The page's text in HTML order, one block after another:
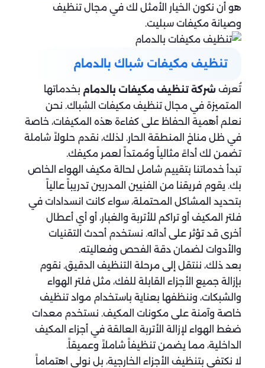
هو أن نكون الخيار الأمثل لك في مجال تنظيف
وصيانة مكيفات سبليت.
تنظيف مكيفات شباك بالدمام
تُعرف شركة تنظيف مكيفات بالدمام بخدماتها
المتميزة في مجال تنظيف مكيفات الشباك. نحن
نعلم أهمية الحفاظ على كفاءة هذه المكيفات، خاصة
في ظل مناخ المنطقة الحار. لذلك، نقدم حلولاً شاملة
تضمن لك أداءً مثالياً ومُمتداً لعمر مكيفك.
تبدأ خدماتنا بتقييم شامل لحالة مكيف الهواء الخاص
بك. يقوم فريقنا من الفنيين المدربين تدريباً عالياً
بتحديد المشاكل المحتملة، سواء كانت انسدادات في
فلتر المكيف أو تراكم للأتربة والغبار، أو أي أعطال
أخرى قد تؤثر على أدائه. نستخدم أحدث التقنيات
والأدوات لضمان دقة الفحص وفعاليته.
بعد ذلك، ننتقل إلى مرحلة التنظيف الدقيق. نقوم
بإزالة جميع الأجزاء القابلة للفك، مثل فلتر الهواء
والشبكات، وننظفها بعناية باستخدام مواد تنظيف
خاصة وآمنة على مكونات المكيف. نستخدم معدات
ضغط الهواء لإزالة الأتربة العالقة في أجزاء المكيف
الداخلية، مما يضمن تنظيفاً شاملاً وعميقاً.
لا نكتفي بتنظيف الأجزاء الخارجية، بل نولي اهتماماً